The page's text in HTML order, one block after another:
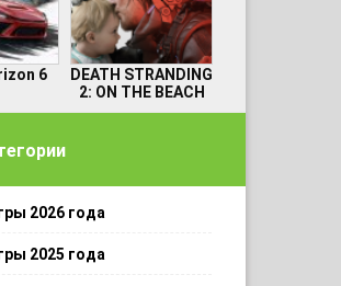
6
DEATH STRANDING
2: ON THE BEACH
2026 года
2025 года